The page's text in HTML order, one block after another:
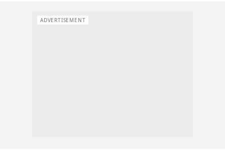
ADVERTISEMENT